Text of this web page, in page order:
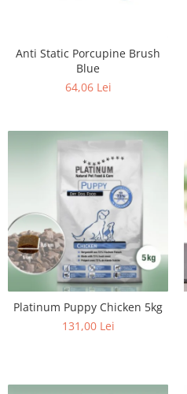
Anti Static Porcupine Brush
Blue
64,06 Lei
Platinum Puppy Chicken 5kg
131,00 Lei